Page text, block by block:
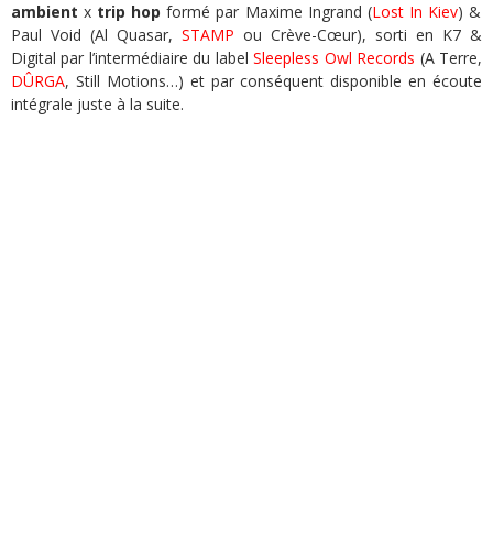
ambientx trip hop formé par Maxime Ingrand (Lost In Kiev) &
Paul Void (Al Quasar, STAMP ou Crève-Cœur), sorti en K7 &
Digital par l’intermédiaire du labelSleepless Owl Records (A Terre,
DÛRGA, Still Motions…) et par conséquent disponible en écoute
intégrale juste à la suite.